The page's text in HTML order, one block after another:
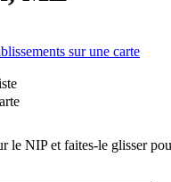
sur une carte
le NIP et faites-le glisser